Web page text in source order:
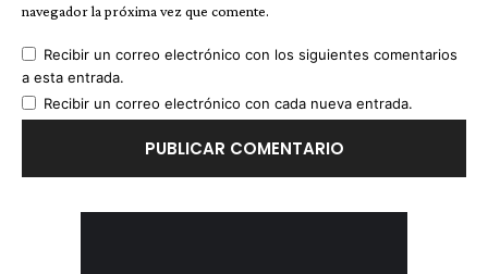
navegador la próxima vez que comente.
Recibir un correo electrónico con los siguientes comentarios
a esta entrada.
Recibir un correo electrónico con cada nueva entrada.